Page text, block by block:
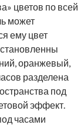
цветов по всей
может
ему цвет
оранжевый,
разделена
под
эффект.
часами